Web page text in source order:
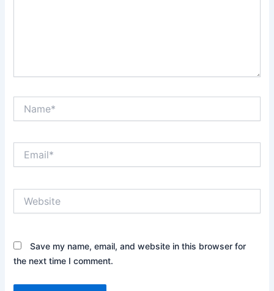
Save my name, email, and website in this browser for
the next time I comment.